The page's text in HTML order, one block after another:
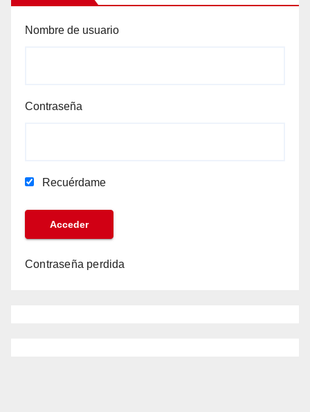
Nombre de usuario
Contraseña
Recuérdame
Contraseña perdida